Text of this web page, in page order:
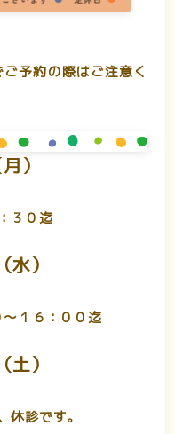
予約の際はご注意く
）
３０迄
水）
１６：００迄
土）
休診です。